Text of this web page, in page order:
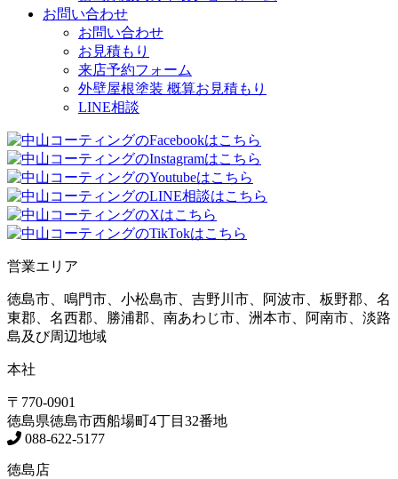
お問い合わせ
お問い合わせ
お見積もり
来店予約フォーム
外壁屋根塗装 概算お見積もり
LINE相談
営業エリア
徳島市、鳴門市、小松島市、吉野川市、阿波市、板野郡、名
東郡、名西郡、勝浦郡、南あわじ市、洲本市、阿南市、淡路
島及び周辺地域
本社
〒770-0901
徳島県徳島市西船場町4丁目32番地
088-622-5177
徳島店